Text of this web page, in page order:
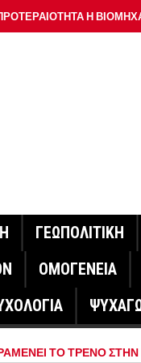
Η
Η ΠΛΑΤΦΟΡΜΑ
ΣΑΝ ΣΗΜΕΡΑ
Ο ΜΗΤΣΟΤΑΚΗΣ
ΕΡΕΥΝΗΤΗΣ ΣΤΗ
ΓΕΩΠΟΛΙΤΙΚΗ
ΟΜΟΓΕΝΕΙΑ
ΤΟ ΤΡΕΝΟ